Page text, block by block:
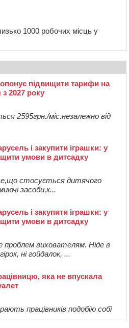
1000 робочих місць у
підвищити тарифи на
2027 року
2595грн./міс.незалежно від
і закупити іграшки: у
умови в дитсадку
стосується дитячого
засоби,к...
і закупити іграшки: у
умови в дитсадку
вихователям. Ніде в
ні гойдалок, ...
яка не впускала
працівників подобію собі